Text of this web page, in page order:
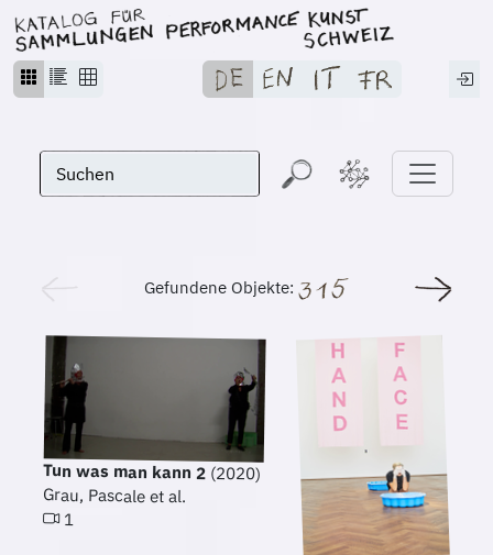
Gefundene Objekte:
Tun was man kann 2 (2020)
Grau, Pascale et al.
1